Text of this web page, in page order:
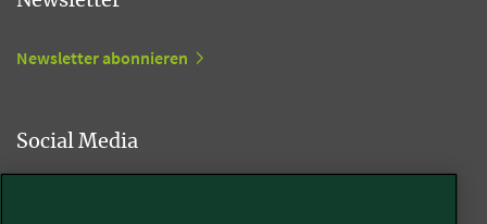
Newsletter abonnieren
Social Media